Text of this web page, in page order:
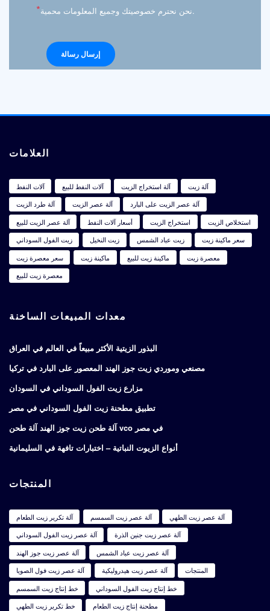
* نحن نحترم خصوصيتك وجميع المعلومات محمية.
العلامات
آلات النفط آلات النفط للبيع آلة استخراج الزيت
آلة زيت
آلة طرد الزيت
آلة عصر الزيت
آلة عصر الزيت على البارد
آلة عصر الزيت للبيع
أسعار آلات النفط استخراج الزيت
استخلاص الزيت
زيت الفول السوداني
زيت النخيل زيت عباد الشمس
سعر ماكينة زيت
سعر معصرة زيت
ماكينة زيت ماكينة زيت للبيع
معصرة زيت
معصرة زيت للبيع
معدات المبيعات الساخنة
البذور الزيتية الأكثر مبيعاً في العالم في العراق
مصنعي وموردي زيت جوز الهند المعصور على البارد في تركيا
مزارع زيت الفول السوداني في السودان
تطبيق مطحنة زيت الفول السوداني في مصر
آلة طحن زيت جوز الهند آلة طحن vco في مصر
أنواع الزيوت النباتية – اختبارات تافهة في السليمانية
المنتجات
آلة تكرير زيت الطعام آلة عصر زيت السمسم
آلة عصر زيت الطهي
آلة عصر زيت الفول السوداني
آلة عصر زيت جنين الذرة
آلة عصر زيت جوز الهند
آلة عصر زيت عباد الشمس
آلة عصر زيت فول الصويا
آلة عصر زيت هيدروليكية
المنتجات
خط إنتاج زيت السمسم
خط إنتاج زيت الفول السوداني
خط تكرير زيت الطهي
مطحنة إنتاج زيت الطعام